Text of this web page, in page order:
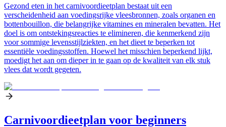
Gezond eten in het carnivoordieetplan bestaat uit een
verscheidenheid aan voedingsrijke vleesbronnen, zoals organen en
bottenbouillon, die belangrijke vitamines en mineralen bevatten. Het
doel is om ontstekingsreacties te elimineren, die kenmerkend zijn
voor sommige levensstijlziekten, en het dieet te beperken tot
essentiële voedingsstoffen. Hoewel het misschien beperkend lijkt,
moedigt het aan om dieper in te gaan op de kwaliteit van elk stuk
vlees dat wordt gegeten.
Carnivoordieetplan voor beginners